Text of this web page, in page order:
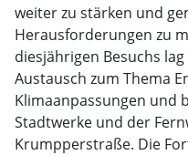
weiter zu stärken und
Herausforderungen zu
diesjährigen Besuchs
Austausch zum Thema
Klimaanpassungen und
Stadtwerke und der
Krumpperstraße. Die